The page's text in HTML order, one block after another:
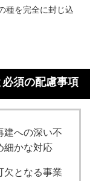
種を完全に封じ込
須の配慮事項
建への深い不
細かな対応
欠となる事業